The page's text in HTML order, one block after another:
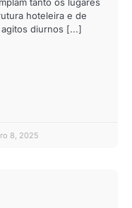
hoteleira e de
diurnos [...]
8, 2025